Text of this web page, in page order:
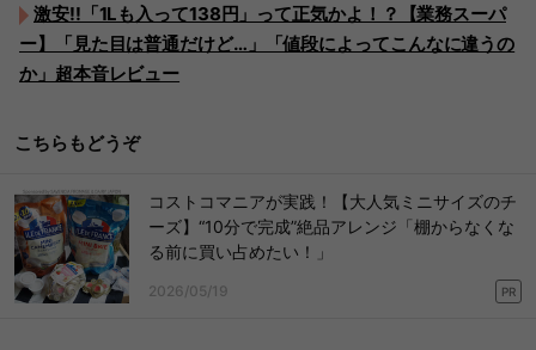
激安!!「1Lも入って138円」って正気かよ！？【業務スーパ
ー】「見た目は普通だけど…」「値段によってこんなに違うの
か」超本音レビュー
こちらもどうぞ
コストコマニアが実践！【大人気ミニサイズのチ
ーズ】“10分で完成”絶品アレンジ「棚からなくな
る前に買い占めたい！」
2026/05/19 PR